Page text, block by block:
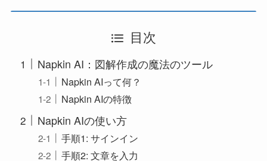
目次
Napkin AI：図解作成の魔法のツール
Napkin AIって何？
Napkin AIの特徴
Napkin AIの使い方
手順1: サインイン
手順2: 文章を入力